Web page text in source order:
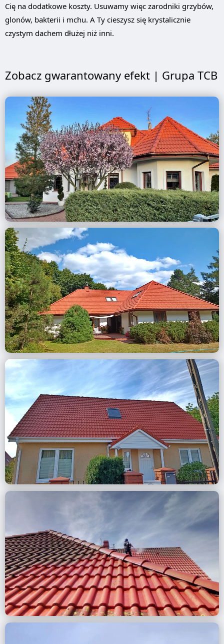
Cię na dodatkowe koszty. Usuwamy więc zarodniki grzybów,
glonów, bakterii i mchu. A Ty cieszysz się krystalicznie
czystym dachem dłużej niż inni.
Zobacz gwarantowany efekt | Grupa TCB